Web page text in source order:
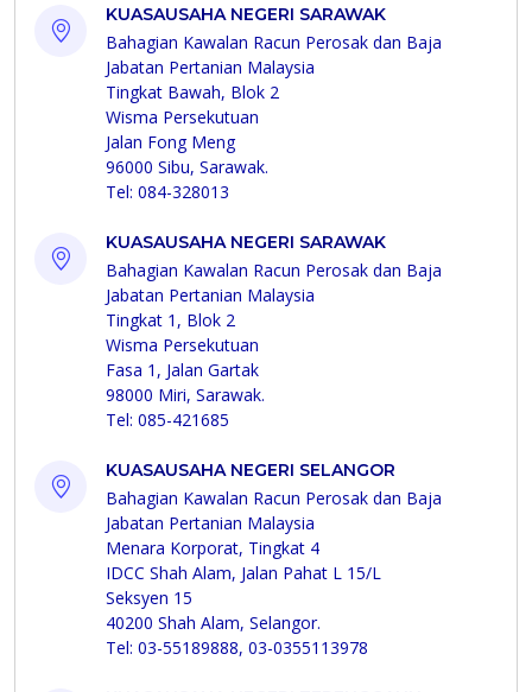
KUASAUSAHA NEGERI SARAWAK
Bahagian Kawalan Racun Perosak dan Baja
Jabatan Pertanian Malaysia
Tingkat Bawah, Blok 2
Wisma Persekutuan
Jalan Fong Meng
96000 Sibu, Sarawak.
Tel: 084-328013
KUASAUSAHA NEGERI SARAWAK
Bahagian Kawalan Racun Perosak dan Baja
Jabatan Pertanian Malaysia
Tingkat 1, Blok 2
Wisma Persekutuan
Fasa 1, Jalan Gartak
98000 Miri, Sarawak.
Tel: 085-421685
KUASAUSAHA NEGERI SELANGOR
Bahagian Kawalan Racun Perosak dan Baja
Jabatan Pertanian Malaysia
Menara Korporat, Tingkat 4
IDCC Shah Alam, Jalan Pahat L 15/L
Seksyen 15
40200 Shah Alam, Selangor.
Tel: 03-55189888, 03-0355113978